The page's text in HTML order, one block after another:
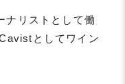
ナリストとして働
としてワイン